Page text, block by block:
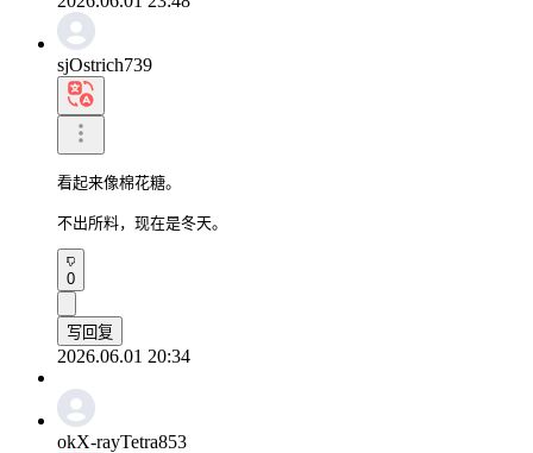
sjOstrich739
看起来像棉花糖。
不出所料，现在是冬天。
0
写回复
2026.06.01 20:34
okX-rayTetra853